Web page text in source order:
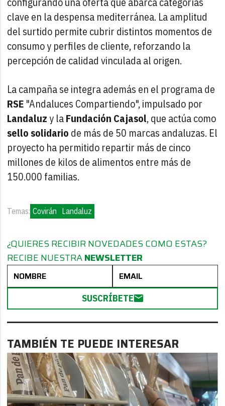
clave en la despensa mediterránea. La amplitud
del surtido permite cubrir distintos momentos de
consumo y perfiles de cliente, reforzando la
percepción de calidad vinculada al origen.
La campaña se integra además en el programa de
RSE "Andaluces Compartiendo", impulsado por
Landaluzy laFundación Cajasol, que actúa como
sello solidario de más de 50 marcas andaluzas. El
proyecto ha permitido repartir más de cinco
millones de kilos de alimentos entre más de
150.000 familias.
Temas: Covirán Landaluz
¿QUIERES RECIBIR NOVEDADES COMO ESTAS?
RECIBE NUESTRANEWSLETTER
SUSCRÍBETE
TAMBIÉN TE PUEDE INTERESAR